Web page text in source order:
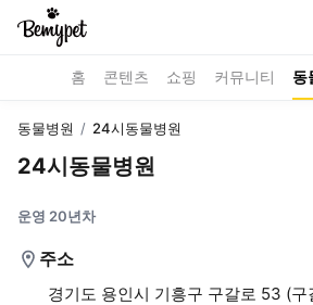
홈 콘텐츠 쇼핑 커뮤니티 동
동물병원 / 24시동물병원
24시동물병원
운영 20년차
주소
경기도 용인시 기흥구 구갈로 53 (구